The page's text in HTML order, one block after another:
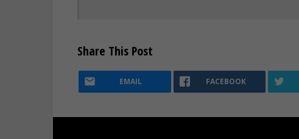
Share This Post
EMAIL FACEBOOK